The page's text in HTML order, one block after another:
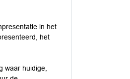
in het
het
waar huidige,